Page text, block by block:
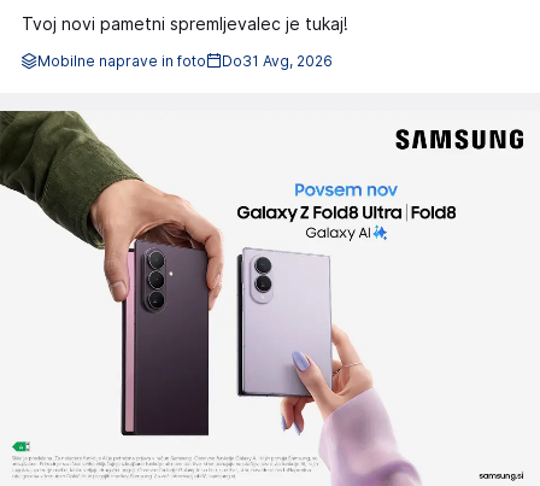
Tvoj novi pametni spremljevalec je tukaj!
Mobilne naprave in foto Do31 Avg, 2026